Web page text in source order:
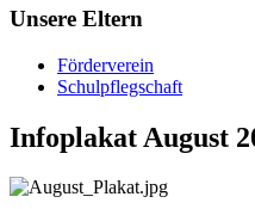
Unsere Eltern
Förderverein
Schulpflegschaft
Infoplakat August